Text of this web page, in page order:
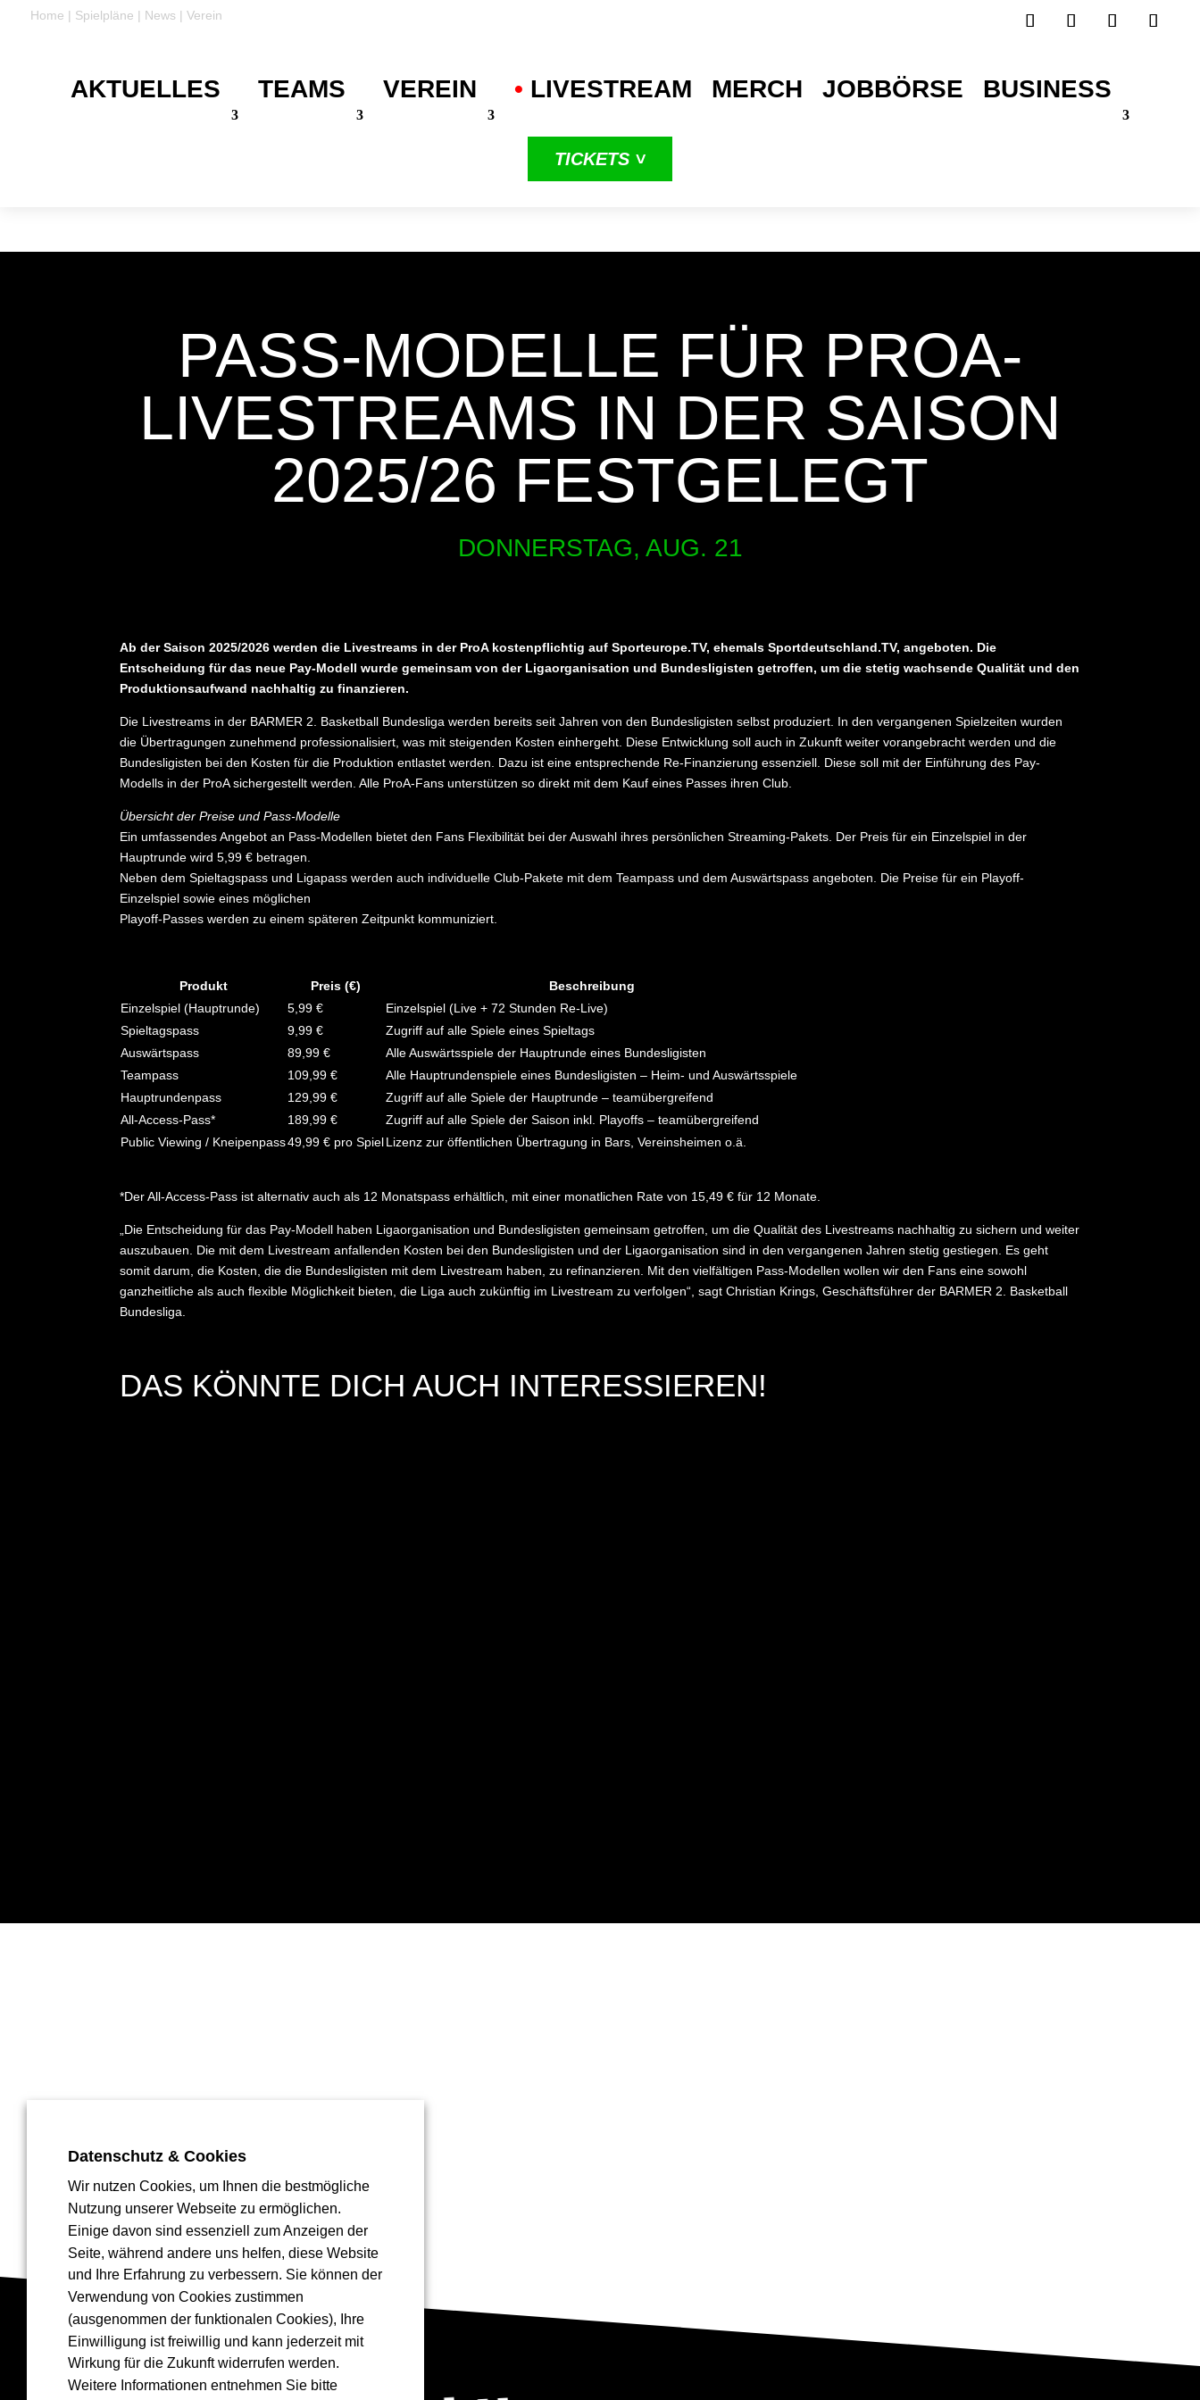
Home | Spielpläne | News | Verein
AKTUELLES TEAMS VEREIN • LIVESTREAM MERCH JOBBÖRSE BUSINESS
TICKETS ˅
PASS-MODELLE FÜR PROA-
LIVESTREAMS IN DER SAISON
2025/26 FESTGELEGT
DONNERSTAG, AUG. 21
Ab der Saison 2025/2026 werden die Livestreams in der ProA kostenpflichtig auf Sporteurope.TV, ehemals Sportdeutschland.TV, angeboten. Die
Entscheidung für das neue Pay-Modell wurde gemeinsam von der Ligaorganisation und Bundesligisten getroffen, um die stetig wachsende Qualität und den
Produktionsaufwand nachhaltig zu finanzieren.
Die Livestreams in der BARMER 2. Basketball Bundesliga werden bereits seit Jahren von den Bundesligisten selbst produziert. In den vergangenen Spielzeiten wurden
die Übertragungen zunehmend professionalisiert, was mit steigenden Kosten einhergeht. Diese Entwicklung soll auch in Zukunft weiter vorangebracht werden und die
Bundesligisten bei den Kosten für die Produktion entlastet werden. Dazu ist eine entsprechende Re-Finanzierung essenziell. Diese soll mit der Einführung des Pay-
Modells in der ProA sichergestellt werden. Alle ProA-Fans unterstützen so direkt mit dem Kauf eines Passes ihren Club.
Übersicht der Preise und Pass-Modelle
Ein umfassendes Angebot an Pass-Modellen bietet den Fans Flexibilität bei der Auswahl ihres persönlichen Streaming-Pakets. Der Preis für ein Einzelspiel in der
Hauptrunde wird 5,99 € betragen.
Neben dem Spieltagspass und Ligapass werden auch individuelle Club-Pakete mit dem Teampass und dem Auswärtspass angeboten. Die Preise für ein Playoff-
Einzelspiel sowie eines möglichen
Playoff-Passes werden zu einem späteren Zeitpunkt kommuniziert.
Produkt Preis (€)
Beschreibung
Einzelspiel (Hauptrunde)
5,99 €
Einzelspiel (Live + 72 Stunden Re-Live)
Spieltagspass
9,99 €
Zugriff auf alle Spiele eines Spieltags
Auswärtspass
89,99 €
Alle Auswärtsspiele der Hauptrunde eines Bundesligisten
Teampass
109,99 €
Alle Hauptrundenspiele eines Bundesligisten – Heim- und Auswärtsspiele
Hauptrundenpass
129,99 €
Zugriff auf alle Spiele der Hauptrunde – teamübergreifend
All-Access-Pass*
189,99 €
Zugriff auf alle Spiele der Saison inkl. Playoffs – teamübergreifend
Public Viewing / Kneipenpass49,99 € pro SpielLizenz zur öffentlichen Übertragung in Bars, Vereinsheimen o.ä.
*Der All-Access-Pass ist alternativ auch als 12 Monatspass erhältlich, mit einer monatlichen Rate von 15,49 € für 12 Monate.
„Die Entscheidung für das Pay-Modell haben Ligaorganisation und Bundesligisten gemeinsam getroffen, um die Qualität des Livestreams nachhaltig zu sichern und weiter
auszubauen. Die mit dem Livestream anfallenden Kosten bei den Bundesligisten und der Ligaorganisation sind in den vergangenen Jahren stetig gestiegen. Es geht
somit darum, die Kosten, die die Bundesligisten mit dem Livestream haben, zu refinanzieren. Mit den vielfältigen Pass-Modellen wollen wir den Fans eine sowohl
ganzheitliche als auch flexible Möglichkeit bieten, die Liga auch zukünftig im Livestream zu verfolgen“, sagt Christian Krings, Geschäftsführer der BARMER 2. Basketball
Bundesliga.
DAS KÖNNTE DICH AUCH INTERESSIEREN!
Datenschutz & Cookies
Wir nutzen Cookies, um Ihnen die bestmögliche
Nutzung unserer Webseite zu ermöglichen.
Einige davon sind essenziell zum Anzeigen der
Seite, während andere uns helfen, diese Website
und Ihre Erfahrung zu verbessern. Sie können der
Verwendung von Cookies zustimmen
(ausgenommen der funktionalen Cookies), Ihre
Einwilligung ist freiwillig und kann jederzeit mit
Wirkung für die Zukunft widerrufen werden.
Weitere Informationen entnehmen Sie bitte